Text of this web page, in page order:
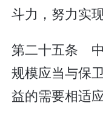
斗力，努力实
第二十五条
规模应当与保
益的需要相适应